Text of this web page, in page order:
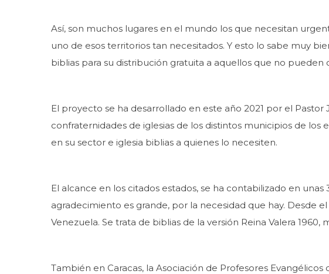
Así, son muchos lugares en el mundo los que necesitan
uno de esos territorios tan necesitados. Y esto lo sabe muy
biblias para su distribución gratuita a aquellos que no pueden
El proyecto se ha desarrollado en este año 2021 por el
confraternidades de iglesias de los distintos municipios de
en su sector e iglesia biblias a quienes lo necesiten.
El alcance en los citados estados, se ha contabilizado en
agradecimiento es grande, por la necesidad que hay. Desde
Venezuela. Se trata de biblias de la versión Reina Valera 1960,
También en Caracas, la Asociación de Profesores